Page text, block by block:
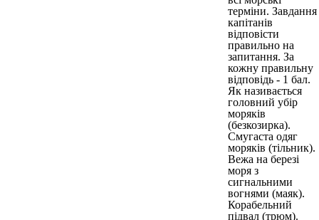
терміни. Завдання
капітанів
відповісти
правильно на
запитання. За
кожну правильну
відповідь - 1 бал.
Як називається
головний убір
моряків
(безкозирка).
Смугаста одяг
моряків (тільник).
Вежа на березі
моря з
сигнальними
вогнями (маяк).
Корабельний
підвал (трюм).